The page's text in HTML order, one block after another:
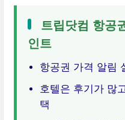
트립닷컴 항공
인트
항공권 가격 알림
호텔은 후기가 많
택